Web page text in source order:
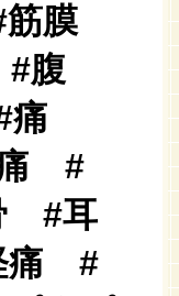
筋膜
#腹
#
#耳
痛 #